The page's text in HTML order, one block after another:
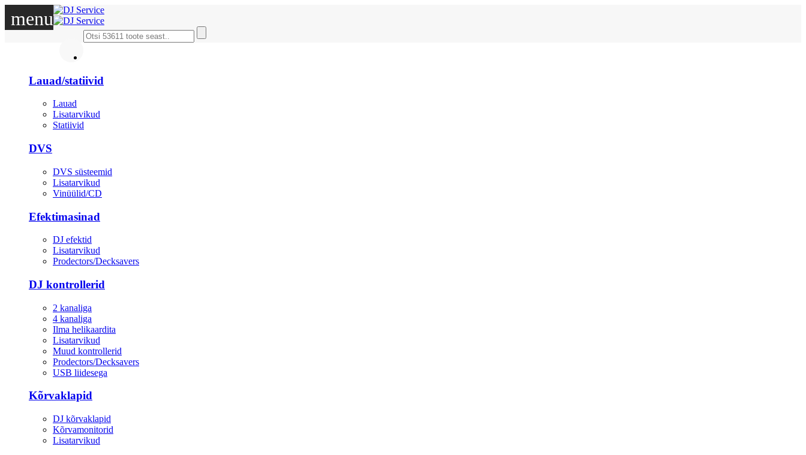
menu
Lauad/statiivid
Lauad
Lisatarvikud
Statiivid
DVS
DVS süsteemid
Lisatarvikud
Vinüülid/CD
Efektimasinad
DJ efektid
Lisatarvikud
Prodectors/Decksavers
DJ kontrollerid
2 kanaliga
4 kanaliga
Ilma helikaardita
Lisatarvikud
Muud kontrollerid
Prodectors/Decksavers
USB liidesega
Kõrvaklapid
DJ kõrvaklapid
Kõrvamonitorid
Lisatarvikud